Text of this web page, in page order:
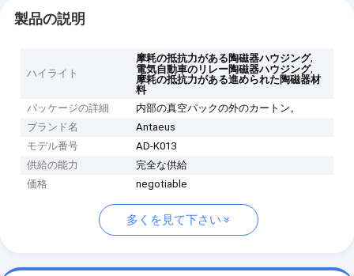
製品の説明
ハイライト
摩耗の抵抗力がある陶磁器ハウジング,
電気自動車のリレー陶磁器ハウジング,
摩耗の抵抗力がある進められた陶磁器材
料
パッケージの詳細
内部の真空パックの外のカートン。
ブランド名
Antaeus
モデル番号
AD-K013
供給の能力
完全な供給
価格
negotiable
多くを見て下さい